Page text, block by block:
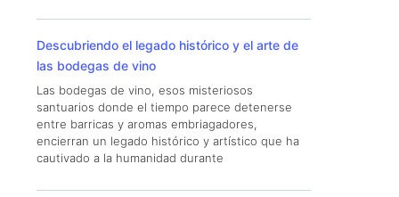
Descubriendo el legado histórico y el arte de
las bodegas de vino
Las bodegas de vino, esos misteriosos
santuarios donde el tiempo parece detenerse
entre barricas y aromas embriagadores,
encierran un legado histórico y artístico que ha
cautivado a la humanidad durante